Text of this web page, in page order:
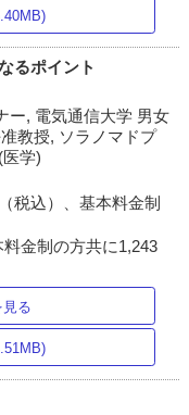
るポイント
ー, 電気通信大学 男女
教授, ソラノマドプ
学)
税込）、基本料金制
金制の方共に1,243
る